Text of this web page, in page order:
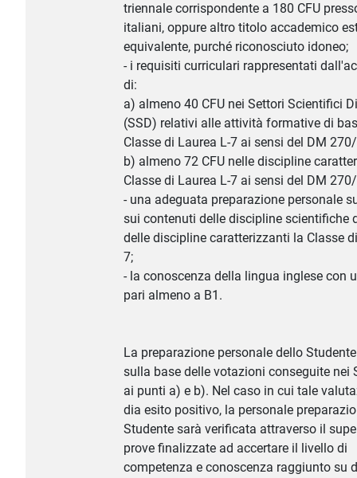
triennale corrispondente a 180 CFU
italiani, oppure altro titolo accademico
equivalente, purché riconosciuto idoneo;
- i requisiti curriculari rappresentati
di:
a) almeno 40 CFU nei Settori Scientifici
(SSD) relativi alle attività formative di
Classe di Laurea L-7 ai sensi del DM
b) almeno 72 CFU nelle discipline
Classe di Laurea L-7 ai sensi del DM
- una adeguata preparazione personale
sui contenuti delle discipline scientifiche
delle discipline caratterizzanti la Classe
7;
- la conoscenza della lingua inglese con
pari almeno a B1.
La preparazione personale dello
sulla base delle votazioni conseguite nei
ai punti a) e b). Nel caso in cui tale
dia esito positivo, la personale
Studente sarà verificata attraverso il
prove finalizzate ad accertare il livello di
competenza e conoscenza raggiunto su